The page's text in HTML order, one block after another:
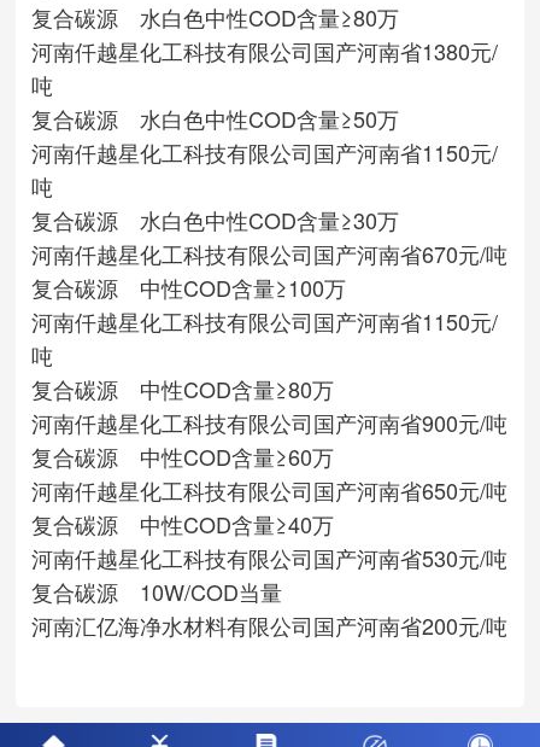
复合碳源 水白色中性COD含量≥80万
河南仟越星化工科技有限公司国产河南省1380元/
吨
复合碳源 水白色中性COD含量≥50万
河南仟越星化工科技有限公司国产河南省1150元/
吨
复合碳源 水白色中性COD含量≥30万
河南仟越星化工科技有限公司国产河南省670元/吨
复合碳源 中性COD含量≥100万
河南仟越星化工科技有限公司国产河南省1150元/
吨
复合碳源 中性COD含量≥80万
河南仟越星化工科技有限公司国产河南省900元/吨
复合碳源 中性COD含量≥60万
河南仟越星化工科技有限公司国产河南省650元/吨
复合碳源 中性COD含量≥40万
河南仟越星化工科技有限公司国产河南省530元/吨
复合碳源 10W/COD当量
河南汇亿海净水材料有限公司国产河南省200元/吨